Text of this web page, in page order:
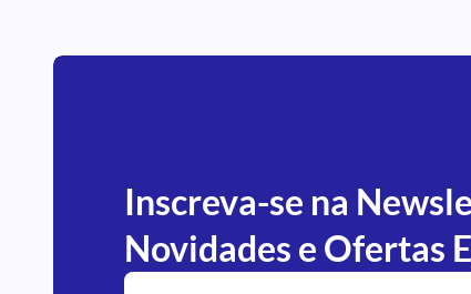
Inscreva-se na
Novidades e Ofertas